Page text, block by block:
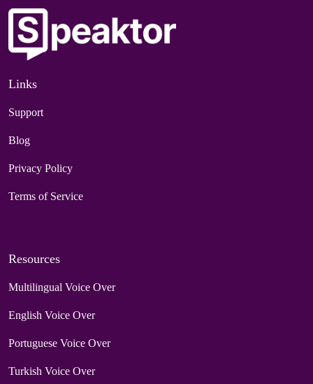
Links
Support
Blog
Privacy Policy
Terms of Service
Resources
Multilingual Voice Over
English Voice Over
Portuguese Voice Over
Turkish Voice Over